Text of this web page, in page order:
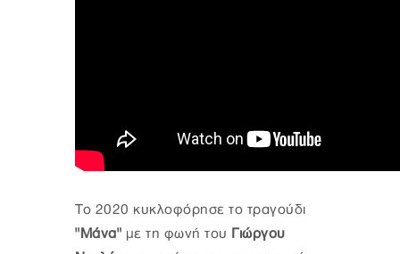
Το 2020 κυκλοφόρησε το τραγούδι
"Μάνα" με τη φωνή του Γιώργου